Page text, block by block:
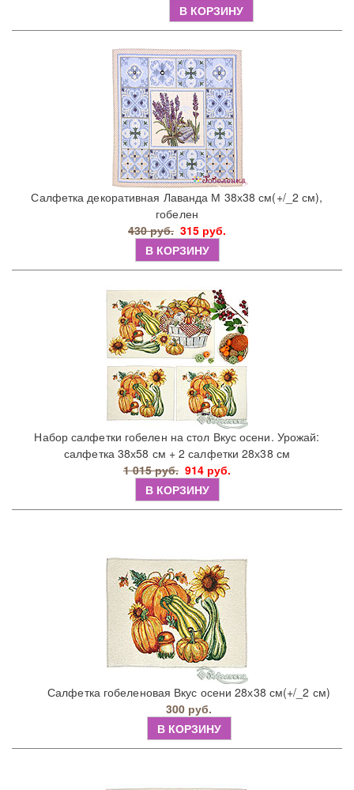
В КОРЗИНУ
Салфетка декоративная Лаванда М 38х38 см(+/_2 см),
гобелен
430 руб. 315 руб.
В КОРЗИНУ
Набор салфетки гобелен на стол Вкус осени. Урожай:
салфетка 38х58 см + 2 салфетки 28х38 см
1 015 руб. 914 руб.
В КОРЗИНУ
Салфетка гобеленовая Вкус осени 28х38 см(+/_2 см)
300 руб.
В КОРЗИНУ